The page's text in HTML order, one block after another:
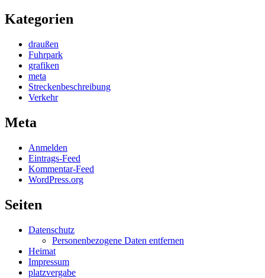
Kategorien
draußen
Fuhrpark
grafiken
meta
Streckenbeschreibung
Verkehr
Meta
Anmelden
Eintrags-Feed
Kommentar-Feed
WordPress.org
Seiten
Datenschutz
Personenbezogene Daten entfernen
Heimat
Impressum
platzvergabe